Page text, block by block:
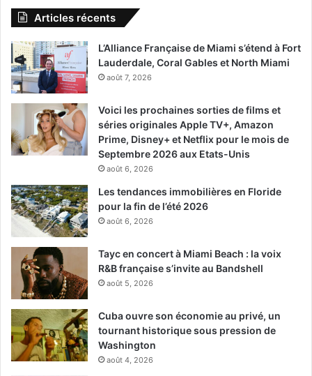
Articles récents
L’Alliance Française de Miami s’étend à Fort
Lauderdale, Coral Gables et North Miami
août 7, 2026
Voici les prochaines sorties de films et
séries originales Apple TV+, Amazon
Prime, Disney+ et Netflix pour le mois de
Septembre 2026 aux Etats-Unis
août 6, 2026
Les tendances immobilières en Floride
pour la fin de l’été 2026
août 6, 2026
Tayc en concert à Miami Beach : la voix
R&B française s’invite au Bandshell
août 5, 2026
Cuba ouvre son économie au privé, un
tournant historique sous pression de
Washington
août 4, 2026